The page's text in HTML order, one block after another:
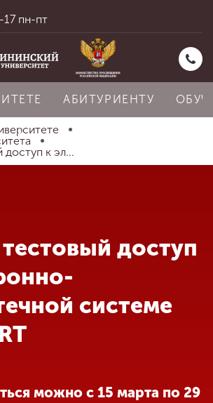
пн-пт
АБИТУРИЕНТУ
к эл...
доступ
системе
можно с 15 марта по 29